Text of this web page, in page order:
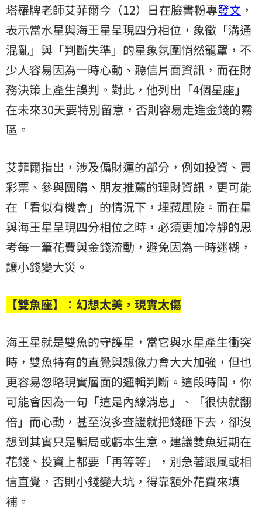
塔羅牌老師艾菲爾今（12）日在臉書粉專發文 ，
表示當水星與海王星呈現四分相位，象徵「溝通
混亂」與「判斷失準」的星象氛圍悄然籠罩，不
少人容易因為一時心動、聽信片面資訊，而在財
務決策上產生誤判。對此，他列出「4個星座」
在未來30天要特別留意，否則容易走進金錢的霧
區。
艾菲爾指出，涉及偏財運的部分，例如投資、買
彩票、參與團購、朋友推薦的理財資訊，更可能
在「看似有機會」的情況下，埋藏風險。而在星
與海王星呈現四分相位之時，必須更加冷靜的思
考每一筆花費與金錢流動，避免因為一時迷糊，
讓小錢變大災。
【雙魚座】：幻想太美，現實太傷
海王星就是雙魚的守護星，當它與水星產生衝突
時，雙魚特有的直覺與想像力會大大加強，但也
更容易忽略現實層面的邏輯判斷。這段時間，你
可能會因為一句「這是內線消息」、「很快就翻
倍」而心動，甚至沒多查證就把錢砸下去，卻沒
想到其實只是騙局或虧本生意。建議雙魚近期在
花錢、投資上都要「再等等」，別急著跟風或相
信直覺，否則小錢變大坑，得靠額外花費來填
補。